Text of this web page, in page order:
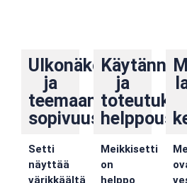
Ulkonäkö
ja
teemaan
sopivuus
Setti
näyttää
värikkäältä
ja
helppous
Meikkisetti
on
helppo